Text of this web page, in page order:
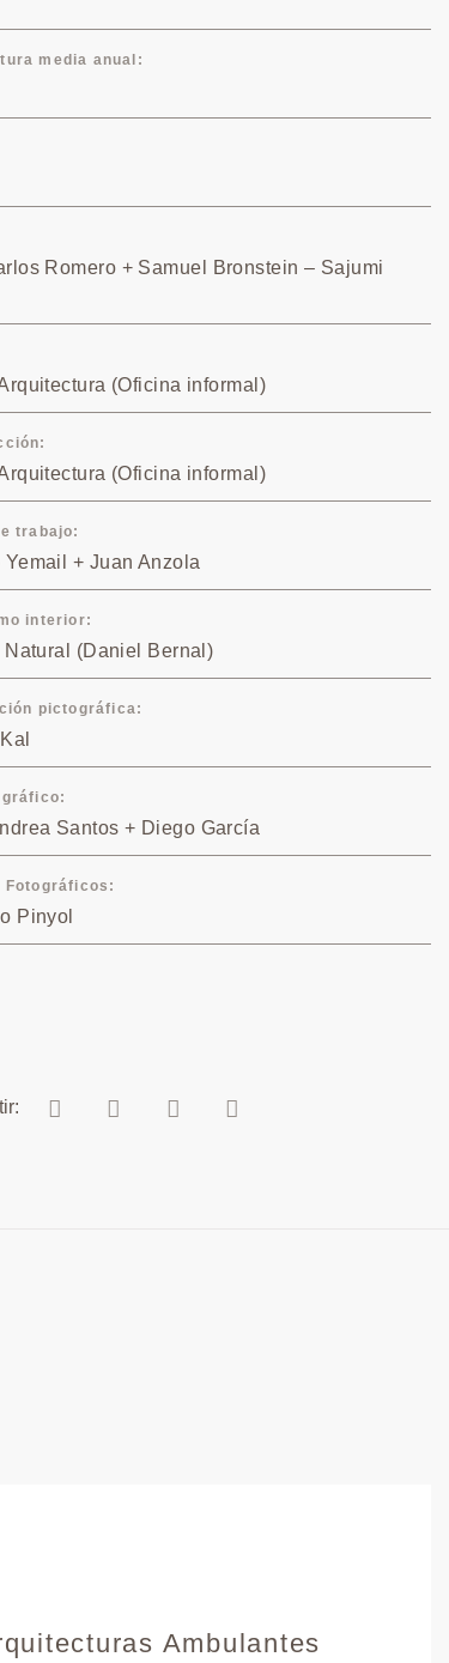
media anual
Romero + Samuel Bronstein – Sajumi
(Oficina informal)
(Oficina informal)
trabajo
+ Juan Anzola
interior
(Daniel Bernal)
pictográfica
Santos + Diego García
Fotográficos
Pinyol
Ambulantes